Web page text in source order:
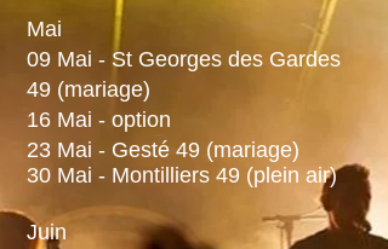
Mai
09 Mai - St Georges des Gardes
49 (mariage)
16 Mai - option
23 Mai - Gesté 49 (mariage)
​30 Mai - Montilliers 49 (plein air)
Juin